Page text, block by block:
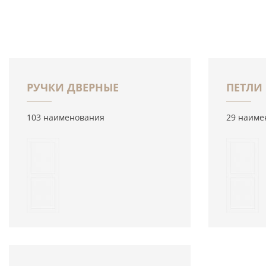
РУЧКИ ДВЕРНЫЕ
103 наименования
ПЕТЛИ
29